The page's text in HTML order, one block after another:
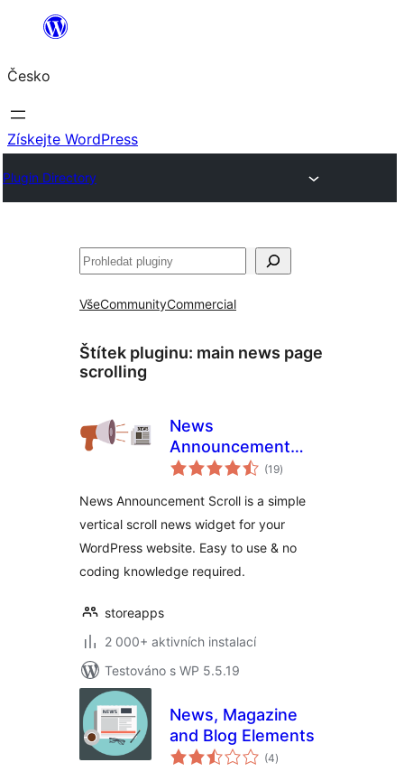
Přeskočit
obsah
Česko
Získejte WordPress
Plugin Directory
Hledat
VšeCommunityCommercial
Štítek pluginu: main news page
scrolling
News
Announcement
Scroll
(19celkové
hodnocení
)
News Announcement Scroll is a simple
vertical scroll news widget for your
WordPress website. Easy to use & no
coding knowledge required.
storeapps
2 000+ aktivních instalací
Testováno s WP 5.5.19
News, Magazine
and Blog Elements
(4celkové
hodnocení
)